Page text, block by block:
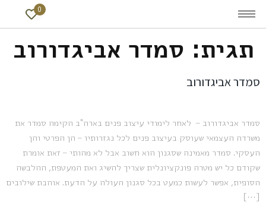
0
תגית: סמדר אביגדורוב
סמדר אביגדורוב
סמדר אביגדורוב – לאחר לימודי עיצוב פנים בארה"ב הקימה סמדר את
משרדה העצמאי שעוסק בעיצוב פנים לכל נגזרותיו – הן הפרטי והן
העסקי. סמדר מאמינה שסגנון הוא חשוב אבל לא מהותי – זאת אומרת
שקודם כל יש מטרה פונקציונלית שצריך להשיג ואת המעטפת, ההלבשה
הסופית, אפשר לעשות כמעט בכל סגנון העולה על הדעת. אוהבת שילובים
[…]